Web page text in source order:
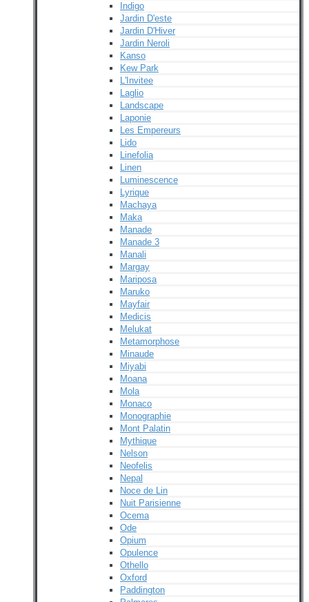
Indigo
Jardin D'este
Jardin D'Hiver
Jardin Neroli
Kanso
Kew Park
L'Invitee
Laglio
Landscape
Laponie
Les Empereurs
Lido
Linefolia
Linen
Luminescence
Lyrique
Machaya
Maka
Manade
Manade 3
Manali
Margay
Mariposa
Maruko
Mayfair
Medicis
Melukat
Metamorphose
Minaude
Miyabi
Moana
Mola
Monaco
Monographie
Mont Palatin
Mythique
Nelson
Neofelis
Nepal
Noce de Lin
Nuit Parisienne
Ocema
Ode
Opium
Opulence
Othello
Oxford
Paddington